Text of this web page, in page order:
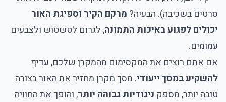
סרטים בשכיבה). הבעיה? מרקם הקיר וספיגת האור
יכולים לפגוע באיכות התמונה, לגרום לטשטוש ולצבעים
עמומים.
אם אתם רוצים את המקסימום מהמקרן שלכם, עדיף
להשקיע במסך ייעודי. מסך מקרן מחזיר את האור בצורה
טובה יותר, מספק ניגודיות גבוהה יותר, והופך את החוויה